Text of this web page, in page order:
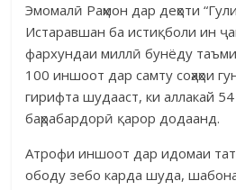
Эмомалӣ Раҳмон дар деҳоти
Истаравшан ба истиқболи ин
фархундаи миллӣ бунёду
100 иншоот дар самту соҳаҳои
гирифта шудааст, ки аллакай
баҳрабардорӣ қарор додаанд.
Атрофи иншоот дар идомаи
ободу зебо карда шуда, шабона